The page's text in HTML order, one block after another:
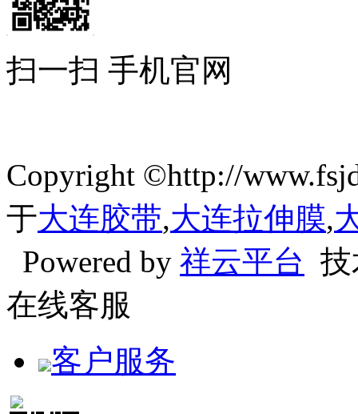
扫一扫 手机官网
Copyright ©http://
于大连胶带,大连拉伸膜,
Powered by 祥云平台
在线客服
客户服务